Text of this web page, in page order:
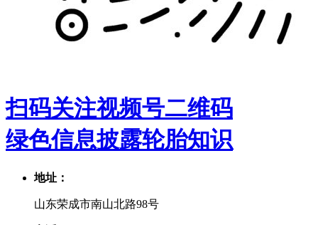
扫码关注视频号二维码
绿色信息披露轮胎知识
地址：
山东荣成市南山北路98号